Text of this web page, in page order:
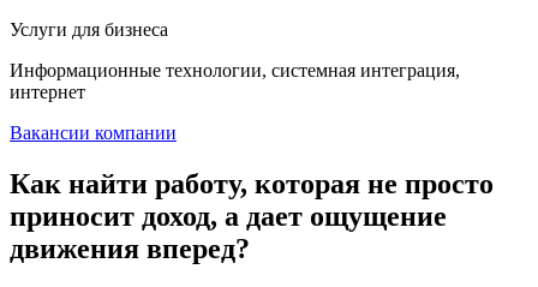
Услуги для бизнеса
Информационные технологии, системная интеграция,
интернет
Вакансии компании
Как найти работу, которая не просто
приносит доход, а дает ощущение
движения вперед?